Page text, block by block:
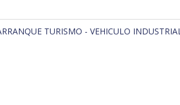
TURISMO - VEHICULO INDUSTRIAL